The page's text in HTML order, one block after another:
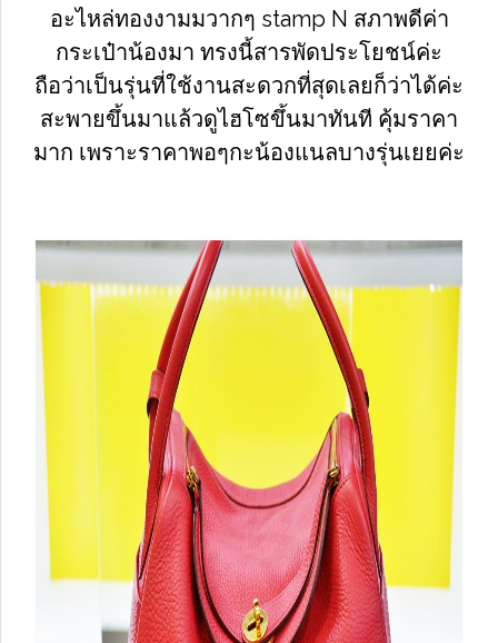
อะไหล่ทองงามมวากๆ stamp N สภาพดีค่า
กระเป๋าน้องมา ทรงนี้สารพัดประโยชน์ค่ะ
ถือว่าเป็นรุ่นที่ใช้งานสะดวกที่สุดเลยก็ว่าได้ค่ะ
สะพายขึ้นมาแล้วดูไฮโซขึ้นมาทันที คุ้มราคา
มาก เพราะราคาพอๆกะน้องแนลบางรุ่นเยยค่ะ